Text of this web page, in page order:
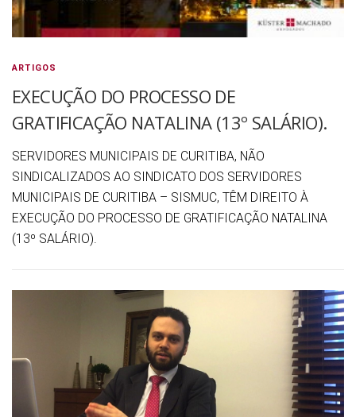
ARTIGOS
EXECUÇÃO DO PROCESSO DE
GRATIFICAÇÃO NATALINA (13º SALÁRIO).
SERVIDORES MUNICIPAIS DE CURITIBA, NÃO
SINDICALIZADOS AO SINDICATO DOS SERVIDORES
MUNICIPAIS DE CURITIBA – SISMUC, TÊM DIREITO À
EXECUÇÃO DO PROCESSO DE GRATIFICAÇÃO NATALINA
(13º SALÁRIO).